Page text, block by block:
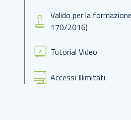
Valido per la
170/2016)
Tutorial Video
Accessi Illimitati